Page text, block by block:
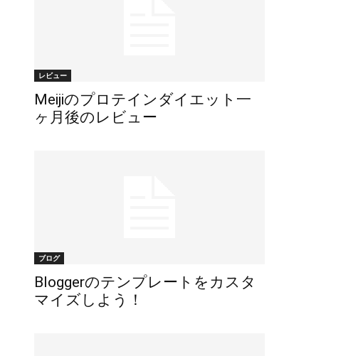
レビュー
Meijiのプロテインダイエット一
ヶ月後のレビュー
ブログ
Bloggerのテンプレートをカスタ
マイズしよう！